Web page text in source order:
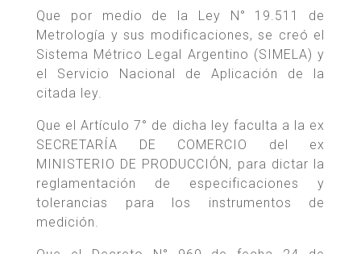
Que por medio de la Ley N° 19.511 de
Metrología y sus modificaciones, se creó el
Sistema Métrico Legal Argentino (SIMELA) y
el Servicio Nacional de Aplicación de la
citada ley.
Que el Artículo 7° de dicha ley faculta a la ex
SECRETARÍA DE COMERCIO del ex
MINISTERIO DE PRODUCCIÓN, para dictar la
reglamentación de especificaciones y
tolerancias para los instrumentos de
medición.